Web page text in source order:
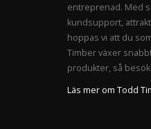
entreprenad. Med
kundsupport,
hoppas vi att du
Timber växer
produkter, så
Läs mer om Todd